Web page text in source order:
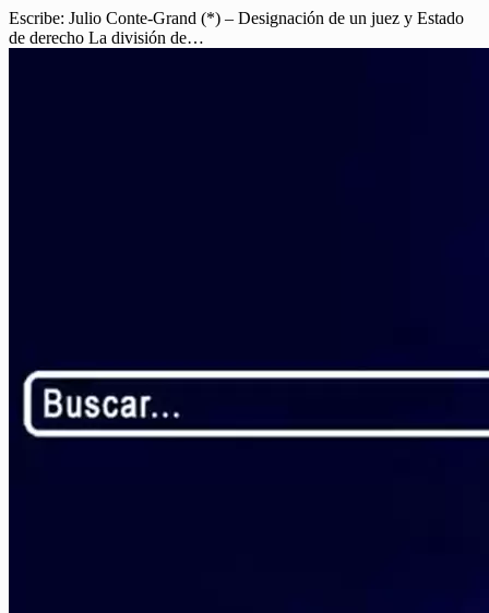
Escribe: Julio Conte-Grand (*) – Designación de un juez y Estado
de derecho La división de…